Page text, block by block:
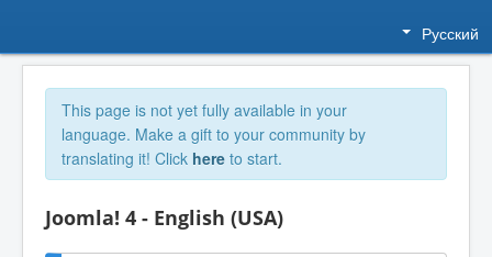
Русский
This page is not yet fully available in your
language. Make a gift to your community by
translating it! Click here to start.
Joomla! 4 - English (USA)